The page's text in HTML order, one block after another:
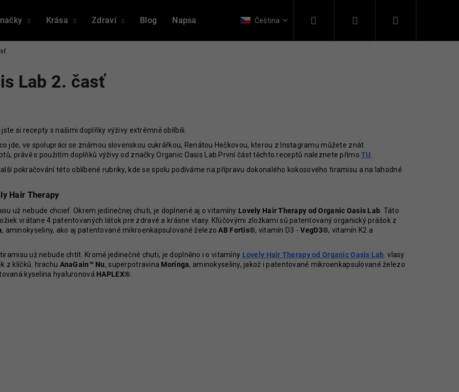
Krása Zdraví Blog Napsali o nás Kontakt
Čeština Přihlášení
Lab 2. časť
si recepty s našimi doplňky výživy extrémně oblíbili.
jde, ve spolupráci se známou slovenskou cukrářkou, Renátou Hečkovou, kterou z Instagramu můžete znát
právě s použitím doplňků výživy od značky Organic Oasis Lab.První část těchto receptů naleznete přímoTU
pokračování této oblíbené rubriky, kde se spolu podíváme na přípravu dokonalého kokosového tiramisu a na lahodné
Hair Therapy
už nebude chcieť. Okrem jedinečnej chuti, je doplnené aj o vitamíny Lovely Hair Therapy od Organic Oasis Lab . Táto
vrátane 4 patentovaných látok pre zdravé a krásne vlasy. Kľúčovými zložkami sú patentovaný organický prášok z
, aminokyseliny, ako aj patentované mikroenkapsulované železoAB Fortis®, vitamín D3 -VegD3®, vitamín K2 a
už nebude chtít. Kromě jedinečné chuti, je doplněno i o vitamíny Lovely Hair Therapy od Organic Oasis Lab . vlasy
z klíčků. hrachu AnaGain™ Nu, superpotravina Moringa, aminokyseliny, jakož i patentované mikroenkapsulované železo
kyselina hyaluronová HAPLEX®
Doporučujeme
THERAPY 3 PACK
636 Kč
LONGEVITY THERAPY
899 Kč